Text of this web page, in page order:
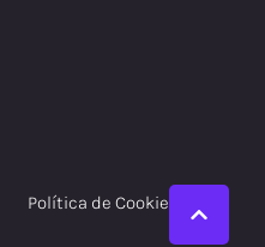
Política de Cookies